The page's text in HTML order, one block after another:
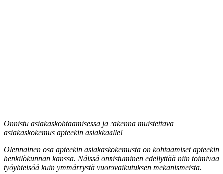
Onnistu asiakaskohtaamisessa ja rakenna muistettava
asiakaskokemus apteekin asiakkaalle!
Olennainen osa apteekin asiakaskokemusta on kohtaamiset apteekin
henkilökunnan kanssa. Näissä onnistuminen edellyttää niin toimivaa
työyhteisöä kuin ymmärrystä vuorovaikutuksen mekanismeista.